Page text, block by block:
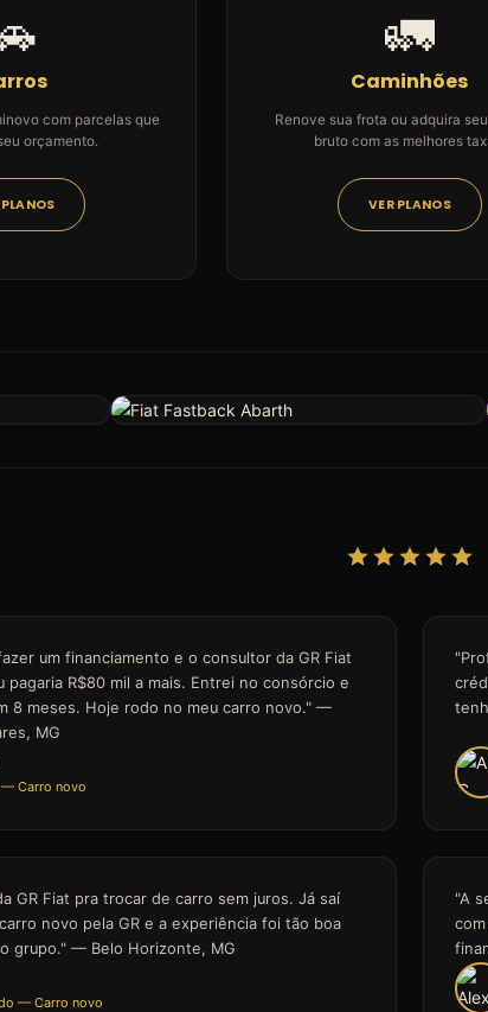
com parcelas que
orçamento.
🚛
Caminhões
Renove sua frota ou adquira
bruto com as melhores
VER PLANOS
um financiamento e o consultor da GR Fiat
pagaria R$80 mil a mais. Entrei no consórcio e
8 meses. Hoje rodo no meu carro novo." —
MG
Carro novo
GR Fiat pra trocar de carro sem juros. Já saí
novo pela GR e a experiência foi tão boa
grupo." — Belo Horizonte, MG
— Carro novo
"A